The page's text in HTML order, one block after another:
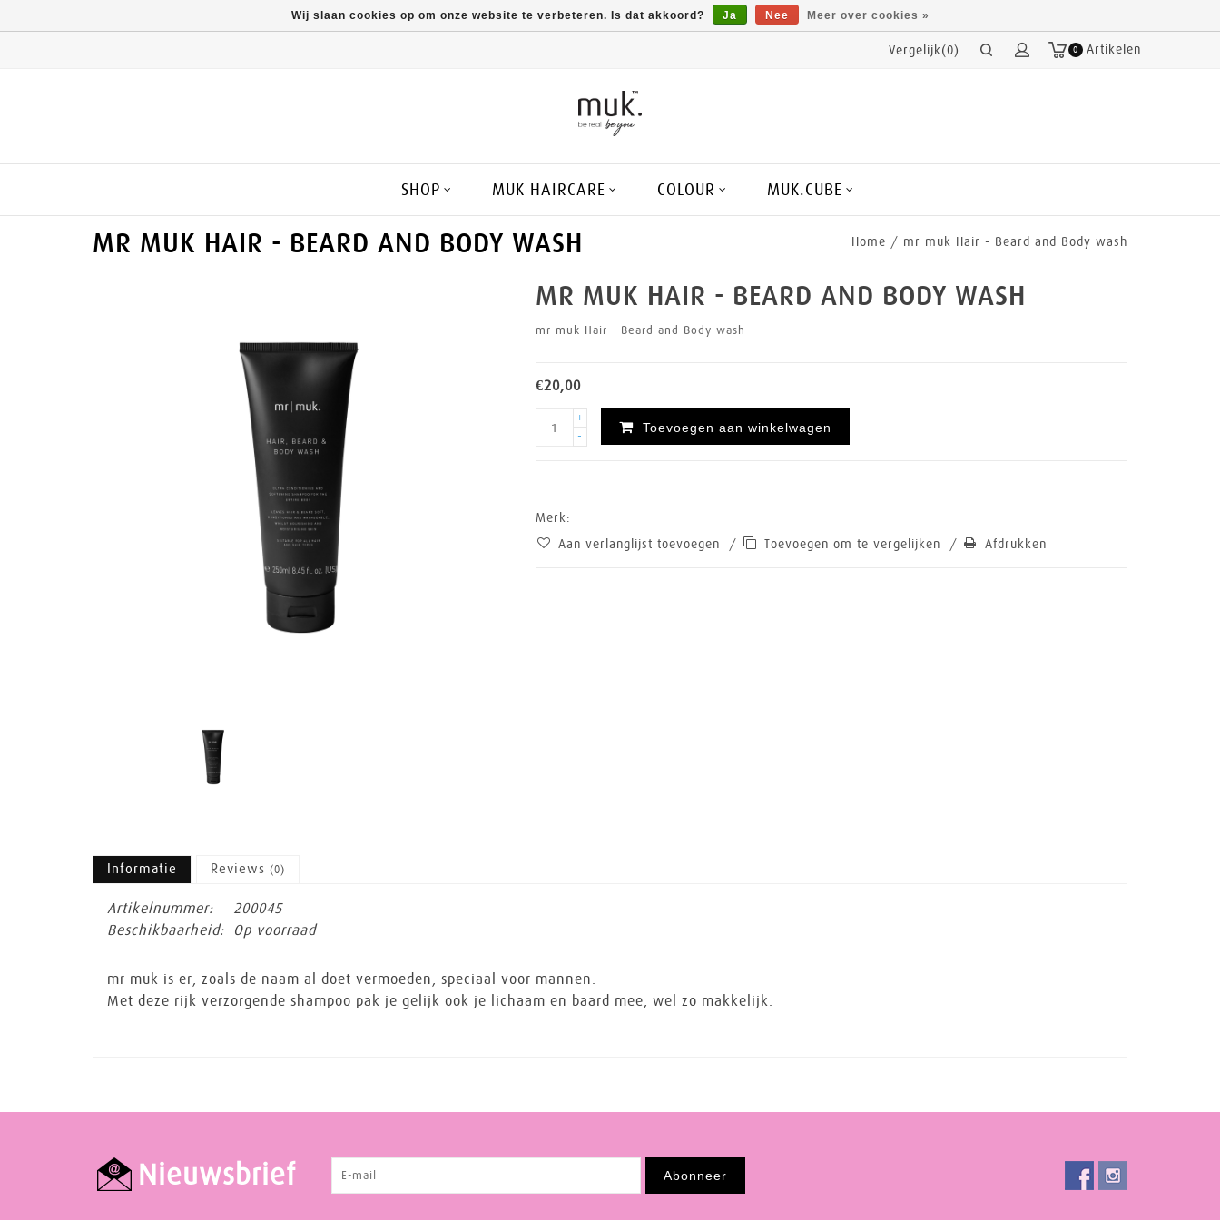
0 Artikelen
Vergelijk(0)
SHOP MUK HAIRCARE COLOUR MUK.CUBE
MR MUK HAIR - BEARD AND BODY WASH Home / mr muk Hair - Beard and Body wash
MR MUK HAIR - BEARD AND BODY WASH
mr muk Hair - Beard and Body wash
€20,00
+
-
Toevoegen aan winkelwagen
Merk:
Aan verlanglijst toevoegen
/ Toevoegen om te vergelijken / Afdrukken
Informatie Reviews (0)
Artikelnummer:
200045
Beschikbaarheid:
Op voorraad
mr muk is er, zoals de naam al doet vermoeden, speciaal voor mannen.
Met deze rijk verzorgende shampoo pak je gelijk ook je lichaam en baard mee, wel zo makkelijk.
Nieuwsbrief Abonneer
Wij slaan cookies op om onze website te verbeteren. Is dat akkoord? Ja Nee Meer over cookies »